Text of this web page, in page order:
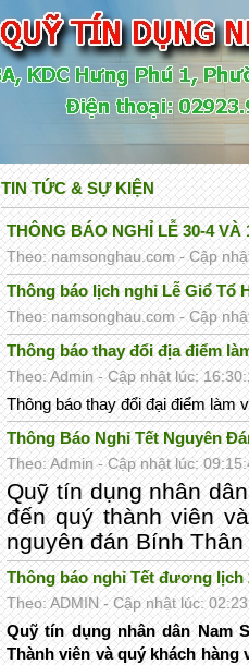
TIN TỨC & SỰ KIỆN
THÔNG BÁO NGHỈ LỄ 30-4 VÀ
Theo: namsonghau.com - Cập
Thông báo lịch nghỉ Lễ Giổ Tổ
Theo: namsonghau.com - Cập
Thông báo thay đổi địa điểm
Theo: Admin - Cập nhật lúc:
Thông báo thay đổi đại điểm làm
Thông Báo Nghỉ Tết Nguyên
Theo: Admin - Cập nhật lúc:
Quỹ tín dụng nhân
đến quý thành viên
nguyên đán Bính
Thông báo nghỉ Tết đương lịch
Theo: ADMIN - Cập nhật lúc:
Quỹ tín dụng nhân dân Nam
Thành viên và quý khách